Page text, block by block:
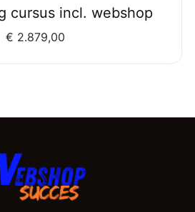
cursus incl. webshop
€ 2.879,00